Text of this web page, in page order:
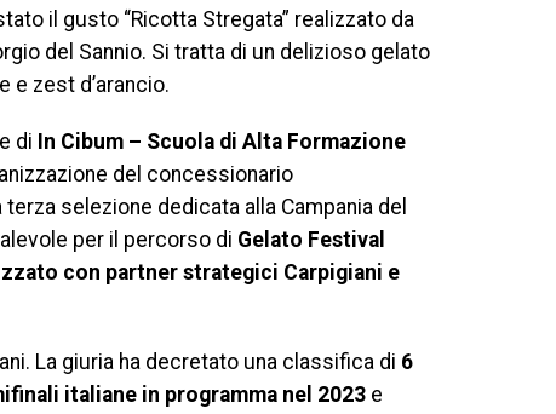
il gusto “Ricotta Stregata” realizzato da
del Sannio. Si tratta di un delizioso gelato
zest d’arancio.
di In Cibum – Scuola di Alta Formazione
del concessionario
terza selezione dedicata alla Campania del
per il percorso di Gelato Festival
con partner strategici Carpigiani e
La giuria ha decretato una classifica di 6
italiane in programma nel 2023 e